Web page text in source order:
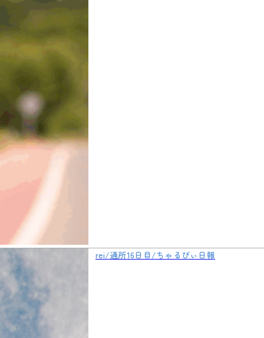
rei/通所16日目/ちゃるびぃ日報